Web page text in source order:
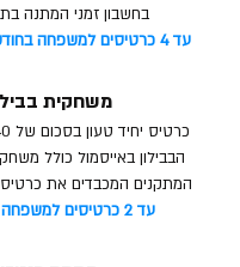
בחשבון זמני המתנה
עד 4 כרטיסים למשפחה בחודשי יולי ואוגוסט.
משחקית
הבבילון באייסמול כולל
המתקנים המכבדים את כרטיס
עד 2 כרטיסים למשפחה בחלוקה.